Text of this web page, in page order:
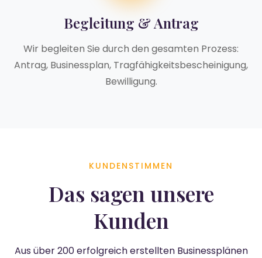
Begleitung & Antrag
Wir begleiten Sie durch den gesamten Prozess:
Antrag, Businessplan, Tragfähigkeitsbescheinigung,
Bewilligung.
KUNDENSTIMMEN
Das sagen unsere
Kunden
Aus über 200 erfolgreich erstellten Businessplänen